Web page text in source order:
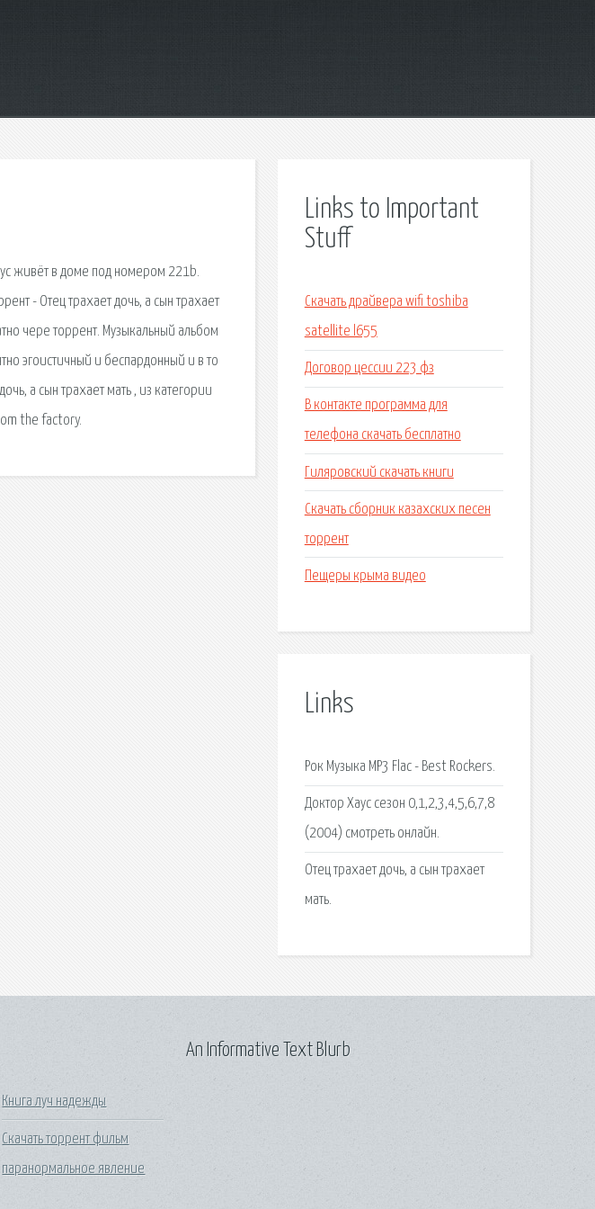
живёт в доме под номером 221b.
- Отец трахает дочь, а сын трахает
чере торрент. Музыкальный альбом
эгоистичный и беспардонный и в то
а сын трахает мать , из категории
the factory.
Links to Important
Stuff
Скачать драйвера wifi toshiba
satellite l655
Договор цессии 223 фз
В контакте программа для
телефона скачать бесплатно
Гиляровский скачать книги
Скачать сборник казахских песен
торрент
Пещеры крыма видео
Links
Рок Музыка MP3 Flac - Best Rockers.
Доктор Хаус сезон 0,1,2,3,4,5,6,7,8
(2004) смотреть онлайн.
Отец трахает дочь, а сын трахает
мать.
Книга луч надежды
Скачать торрент фильм
паранормальное явление
An Informative Text Blurb